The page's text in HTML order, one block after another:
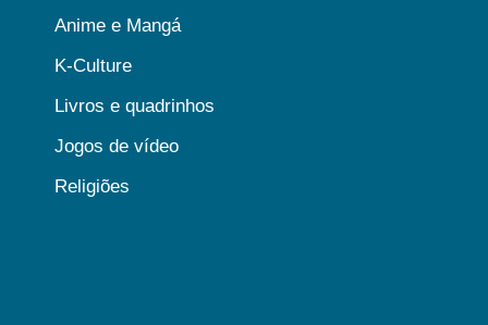
Anime e Mangá
K-Culture
Livros e quadrinhos
Jogos de vídeo
Religiões